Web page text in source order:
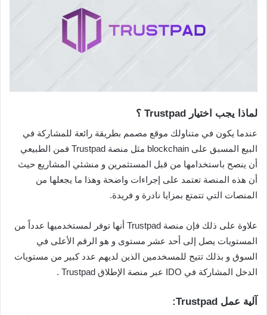
لماذا يجب اختيار Trustpad ؟
عندما يكون في متناولك موقع مصمم بطريقة رائعة للمشاركة في
البيع المسبق على blockchain مثل منصة Trustpad فمن الطبيعي
أن ينصح باستخدامها من قبل المستثمرين و منشئي المشاريع حيث
أن هذه المنصة تعتمد على إجراءات واضحة وهذا ما يجعلها من
المنصات التي تتمتع بمزايا نادرة و فريدة.
علاوة على ذلك فإن منصة Trustpad أنها توفر لمستخدميها عدداً من
المستويات يصل إلى أحد عشر مستوى و هو الرقم الأعلى في
السوق و بذلك تتيح للمسخدمين الذين لديهم عدد كبير من مستويات
الدخل المشاركة في IDO عبر منصة الإطلاق Trustpad .
آلية عمل Trustpad: